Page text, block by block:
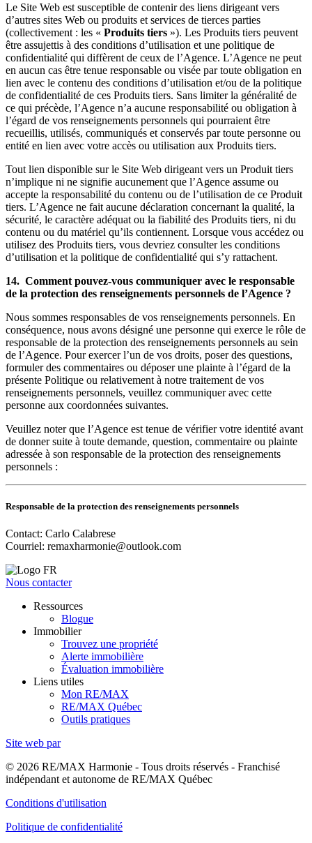
Le Site Web est susceptible de contenir des liens dirigeant vers
d’autres sites Web ou produits et services de tierces parties
(collectivement : les « Produits tiers »). Les Produits tiers peuvent
être assujettis à des conditions d’utilisation et une politique de
confidentialité qui diffèrent de ceux de l’Agence. L’Agence ne peut
en aucun cas être tenue responsable ou visée par toute obligation en
lien avec le contenu des conditions d’utilisation et/ou de la politique
de confidentialité de ces Produits tiers. Sans limiter la généralité de
ce qui précède, l’Agence n’a aucune responsabilité ou obligation à
l’égard de vos renseignements personnels qui pourraient être
recueillis, utilisés, communiqués et conservés par toute personne ou
entité en lien avec votre accès ou utilisation aux Produits tiers.
Tout lien disponible sur le Site Web dirigeant vers un Produit tiers
n’implique ni ne signifie aucunement que l’Agence assume ou
accepte la responsabilité du contenu ou de l’utilisation de ce Produit
tiers. L’Agence ne fait aucune déclaration concernant la qualité, la
sécurité, le caractère adéquat ou la fiabilité des Produits tiers, ni du
contenu ou du matériel qu’ils contiennent. Lorsque vous accédez ou
utilisez des Produits tiers, vous devriez consulter les conditions
d’utilisation et la politique de confidentialité qui s’y rattachent.
14. Comment pouvez-vous communiquer avec le responsable
de la protection des renseignements personnels de l’Agence ?
Nous sommes responsables de vos renseignements personnels. En
conséquence, nous avons désigné une personne qui exerce le rôle de
responsable de la protection des renseignements personnels au sein
de l’Agence. Pour exercer l’un de vos droits, poser des questions,
formuler des commentaires ou déposer une plainte à l’égard de la
présente Politique ou relativement à notre traitement de vos
renseignements personnels, veuillez communiquer avec cette
personne aux coordonnées suivantes.
Veuillez noter que l’Agence est tenue de vérifier votre identité avant
de donner suite à toute demande, question, commentaire ou plainte
adressée à son responsable de la protection des renseignements
personnels :
Responsable de la protection des renseignements personnels
Contact: Carlo Calabrese
Courriel: remaxharmonie@outlook.com
Nous contacter
Ressources
Blogue
Immobilier
Trouvez une propriété
Alerte immobilière
Évaluation immobilière
Liens utiles
Mon RE/MAX
RE/MAX Québec
Outils pratiques
Site web par
© 2026 RE/MAX Harmonie - Tous droits réservés - Franchisé
indépendant et autonome de RE/MAX Québec
Conditions d'utilisation
Politique de confidentialité